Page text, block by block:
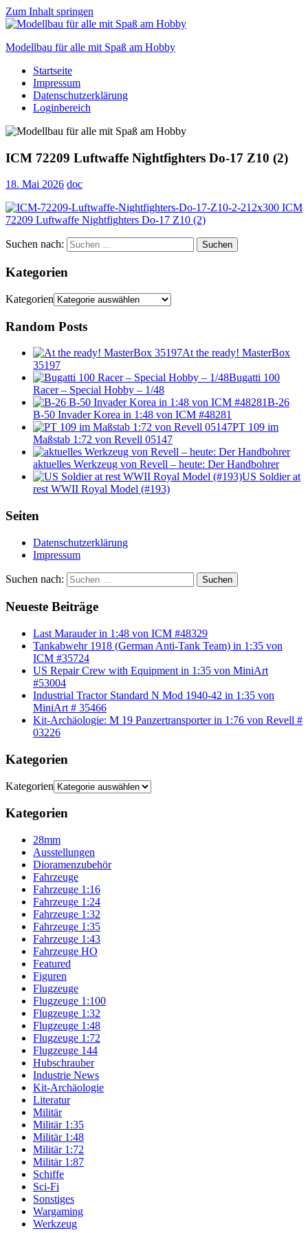
Zum Inhalt springen
Modellbau für alle mit Spaß am Hobby
Scale
modelling
to
Startseite
Impressum
Datenschutzerklärung
Loginbereich
ICM 72209 Luftwaffe Nightfighters Do-17 Z10 (2)
18. Mai 2026 doc
Suchen nach: Suchen
Kategorien
Kategorien
Random Posts
At the ready! MasterBox
35197
Bugatti 100
Racer – Special Hobby – 1/48
B-26
B-50 Invader Korea in 1:48 von ICM #48281
PT 109 im
Maßstab 1:72 von Revell 05147
aktuelles Werkzeug von Revell – heute: Der Handbohrer
US Soldier at
rest WWII Royal Model (#193)
Seiten
Datenschutzerklärung
Impressum
Suchen nach: Suchen
Neueste Beiträge
Last Marauder in 1:48 von ICM #48329
Tankabwehr 1918 (German Anti-Tank Team) in 1:35 von
ICM #35724
US Repair Crew with Equipment in 1:35 von MiniArt
#53004
Industrial Tractor Standard N Mod 1940-42 in 1:35 von
MiniArt # 35466
Kit-Archäologie: M 19 Panzertransporter in 1:76 von Revell #
03226
Kategorien
Kategorien
Kategorien
28mm
Ausstellungen
Dioramenzubehör
Fahrzeuge
Fahrzeuge 1:16
Fahrzeuge 1:24
Fahrzeuge 1:32
Fahrzeuge 1:35
Fahrzeuge 1:43
Fahrzeuge HO
Featured
Figuren
Flugzeuge
Flugzeuge 1:100
Flugzeuge 1:32
Flugzeuge 1:48
Flugzeuge 1:72
Flugzeuge 144
Hubschrauber
Industrie News
Kit-Archäologie
Literatur
Militär
Militär 1:35
Militär 1:48
Militär 1:72
Militär 1:87
Schiffe
Sci-Fi
Sonstiges
Wargaming
Werkzeug